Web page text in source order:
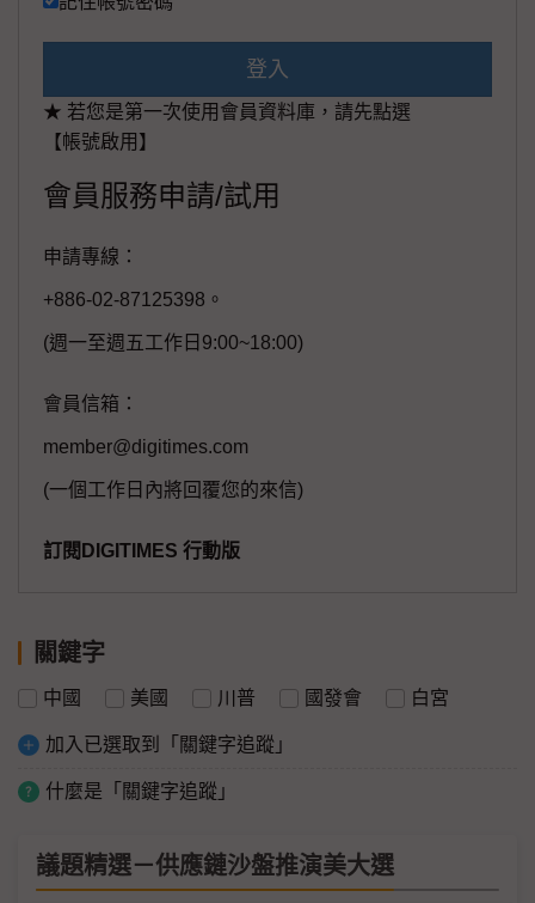
登入
★ 若您是第一次使用會員資料庫，請先點選
【帳號啟用】
會員服務申請/試用
申請專線：
+886-02-87125398。
(週一至週五工作日9:00~18:00)
會員信箱：
member@digitimes.com
(一個工作日內將回覆您的來信)
訂閱DIGITIMES 行動版
關鍵字
中國 美國 川普 國發會 白宮
加入已選取到「關鍵字追蹤」
什麼是「關鍵字追蹤」
議題精選－供應鏈沙盤推演美大選